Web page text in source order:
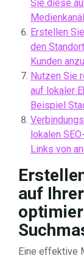
Sie diese
Erstellen
den
Kunden
Nutzen Sie
auf lokaler
Beispiel
lokalen
Links von
auf
Eine effektive